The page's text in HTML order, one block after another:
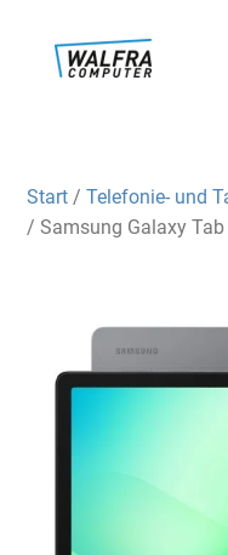
Start /Telefonie- und
/ Samsung Galaxy Tab